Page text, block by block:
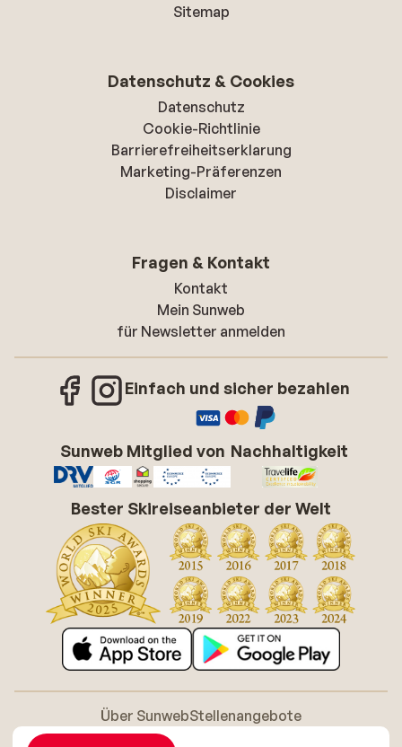
Sitemap
Datenschutz & Cookies
Datenschutz
Cookie-Richtlinie
Barrierefreiheitserklarung
Marketing-Präferenzen
Disclaimer
Fragen & Kontakt
Kontakt
Mein Sunweb
für Newsletter anmelden
Einfach und sicher bezahlen
Sunweb Mitglied von Nachhaltigkeit
Bester Skireiseanbieter der Welt
Über SunwebStellenangebote
Allgemeine Geschäftsbedingungen (AGB)